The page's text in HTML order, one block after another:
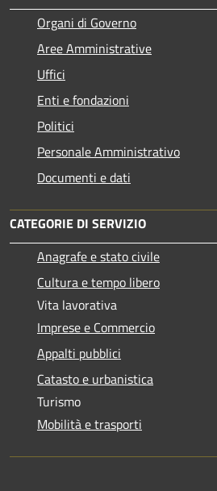
Organi di Governo
Aree Amministrative
Uffici
Enti e fondazioni
Politici
Personale Amministrativo
Documenti e dati
CATEGORIE DI SERVIZIO
Anagrafe e stato civile
Cultura e tempo libero
Vita lavorativa
Imprese e Commercio
Appalti pubblici
Catasto e urbanistica
Turismo
Mobilità e trasporti